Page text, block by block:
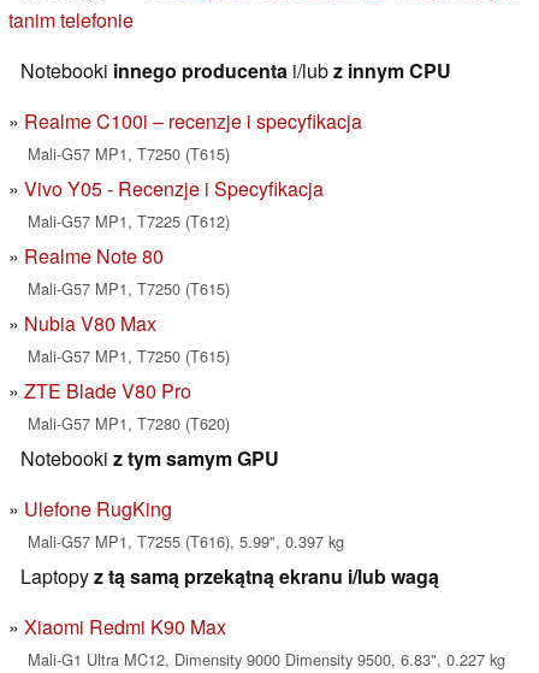
tanim telefonie
Notebooki innego producenta i/lubz innym CPU
Realme C100i – recenzje i specyfikacja
Mali-G57 MP1, T7250 (T615)
Vivo Y05 - Recenzje i Specyfikacja
Mali-G57 MP1, T7225 (T612)
Realme Note 80
Mali-G57 MP1, T7250 (T615)
Nubia V80 Max
Mali-G57 MP1, T7250 (T615)
ZTE Blade V80 Pro
Mali-G57 MP1, T7280 (T620)
Notebooki z tym samym GPU
Ulefone RugKing
Mali-G57 MP1, T7255 (T616), 5.99", 0.397 kg
Laptopyz tą samą przekątną ekranu i/lub wagą
Xiaomi Redmi K90 Max
Mali-G1 Ultra MC12, Dimensity 9000 Dimensity 9500, 6.83", 0.227 kg